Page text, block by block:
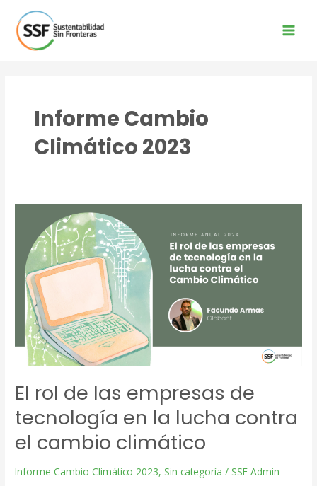
contenido
Main
Informe Cambio
Climático 2023
El rol de las empresas de
tecnología en la lucha contra
el cambio climático
Informe Cambio Climático 2023, Sin categoría / SSF Admin